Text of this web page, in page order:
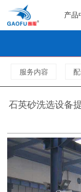
产品
服务内容
石英砂洗选设备